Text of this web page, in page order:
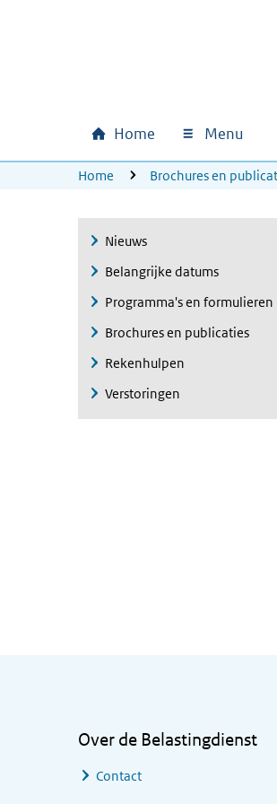
Hoofdnavigatie
Home Menu
U bevindt zich hier:
Home Brochures en
Nieuws
Belangrijke datums
Programma's en formulieren
Brochures en publicaties
Rekenhulpen
Verstoringen
Over de Belastingdienst
Contact